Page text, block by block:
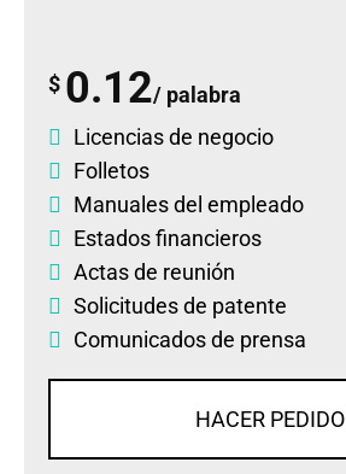
$ 0.12/ palabra
Licencias de negocio
Folletos
Manuales del empleado
Estados financieros
Actas de reunión
Solicitudes de patente
Comunicados de prensa
HACER PEDIDO